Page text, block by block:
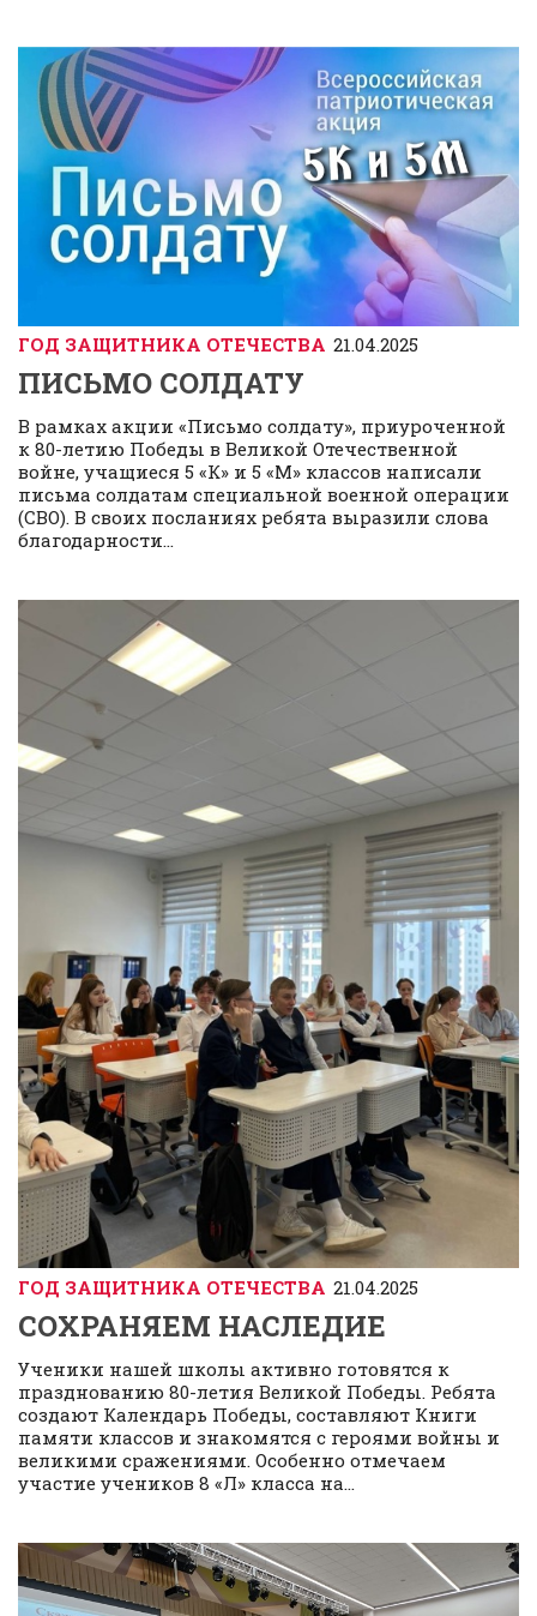
ГОД ЗАЩИТНИКА ОТЕЧЕСТВА 21.04.2025
ПИСЬМО СОЛДАТУ
В рамках акции «Письмо солдату», приуроченной
к 80-летию Победы в Великой Отечественной
войне, учащиеся 5 «К» и 5 «М» классов написали
письма солдатам специальной военной операции
(СВО). В своих посланиях ребята выразили слова
благодарности...
ГОД ЗАЩИТНИКА ОТЕЧЕСТВА 21.04.2025
СОХРАНЯЕМ НАСЛЕДИЕ
Ученики нашей школы активно готовятся к
празднованию 80-летия Великой Победы. Ребята
создают Календарь Победы, составляют Книги
памяти классов и знакомятся с героями войны и
великими сражениями. Особенно отмечаем
участие учеников 8 «Л» класса на...